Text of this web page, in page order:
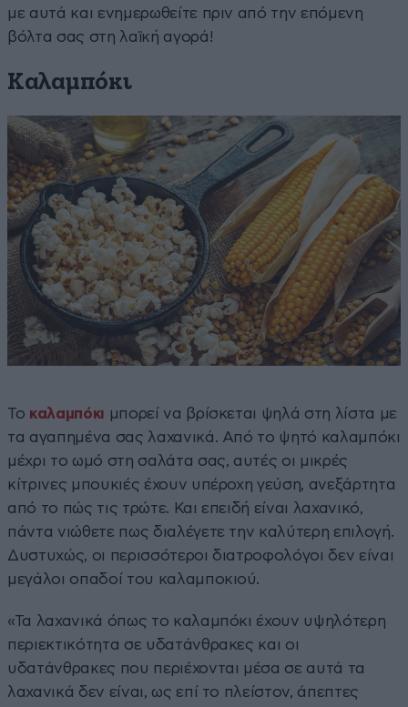
με αυτά και ενημερωθείτε πριν από την επόμενη
βόλτα σας στη λαϊκή αγορά!
Καλαμπόκι
Το καλαμπόκι μπορεί να βρίσκεται ψηλά στη λίστα με
τα αγαπημένα σας λαχανικά. Από το ψητό καλαμπόκι
μέχρι το ωμό στη σαλάτα σας, αυτές οι μικρές
κίτρινες μπουκιές έχουν υπέροχη γεύση, ανεξάρτητα
από το πώς τις τρώτε. Και επειδή είναι λαχανικό,
πάντα νιώθετε πως διαλέγετε την καλύτερη επιλογή.
Δυστυχώς, οι περισσότεροι διατροφολόγοι δεν είναι
μεγάλοι οπαδοί του καλαμποκιού.
«Τα λαχανικά όπως το καλαμπόκι έχουν υψηλότερη
περιεκτικότητα σε υδατάνθρακες και οι
υδατάνθρακες που περιέχονται μέσα σε αυτά τα
λαχανικά δεν είναι, ως επί το πλείστον, άπεπτες